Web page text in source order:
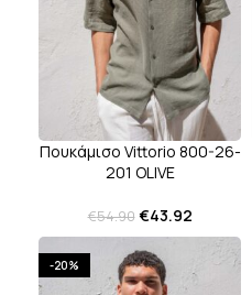
Πουκάμισο Vittorio 800-26-
201 OLIVE
€54.90 €43.92
-20%